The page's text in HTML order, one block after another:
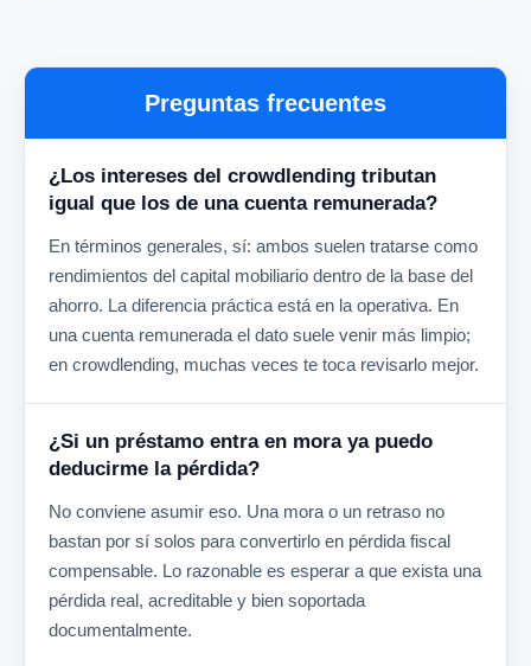
Preguntas frecuentes
¿Los intereses del crowdlending tributan
igual que los de una cuenta remunerada?
En términos generales, sí: ambos suelen tratarse como
rendimientos del capital mobiliario dentro de la base del
ahorro. La diferencia práctica está en la operativa. En
una cuenta remunerada el dato suele venir más limpio;
en crowdlending, muchas veces te toca revisarlo mejor.
¿Si un préstamo entra en mora ya puedo
deducirme la pérdida?
No conviene asumir eso. Una mora o un retraso no
bastan por sí solos para convertirlo en pérdida fiscal
compensable. Lo razonable es esperar a que exista una
pérdida real, acreditable y bien soportada
documentalmente.